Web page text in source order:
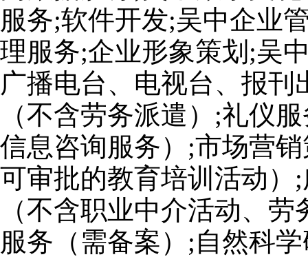
服务;软件开发;吴中企业
理服务;企业形象策划;吴
广播电台、电视台、报
（不含劳务派遣）;礼仪
信息咨询服务）;市场营
可审批的教育培训活动）
（不含职业中介活动、
服务（需备案）;自然科